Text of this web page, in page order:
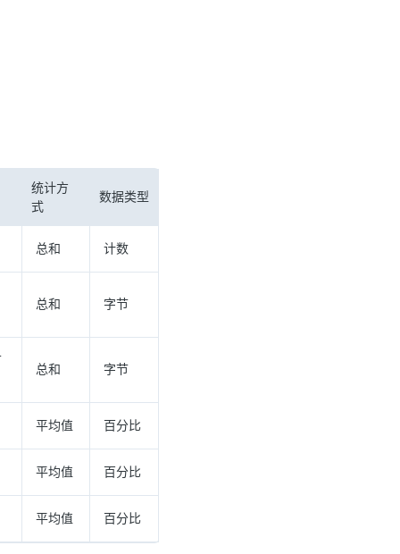
统计方
式
数据类型
总和 计数
总和 字节
总和 字节
平均值 百分比
平均值 百分比
平均值 百分比